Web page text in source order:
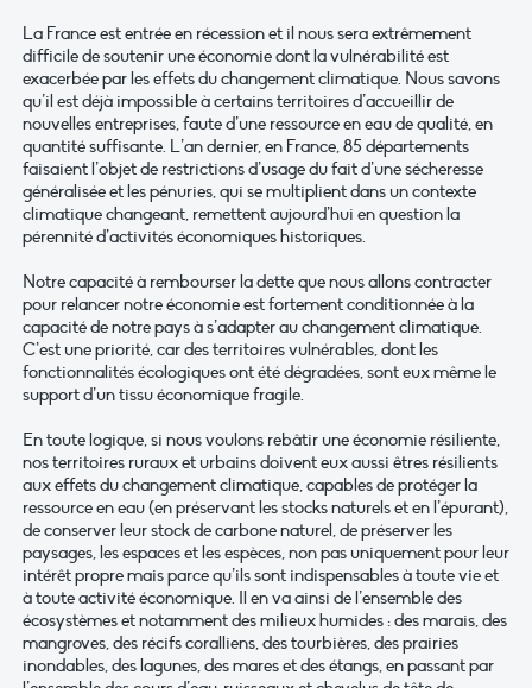
La France est entrée en récession et il nous sera extrêmement
difficile de soutenir une économie dont la vulnérabilité est
exacerbée par les effets du changement climatique. Nous savons
qu’il est déjà impossible à certains territoires d’accueillir de
nouvelles entreprises, faute d’une ressource en eau de qualité, en
quantité suffisante. L’an dernier, en France, 85 départements
faisaient l’objet de restrictions d’usage du fait d’une sécheresse
généralisée et les pénuries, qui se multiplient dans un contexte
climatique changeant, remettent aujourd’hui en question la
pérennité d’activités économiques historiques.
Notre capacité à rembourser la dette que nous allons contracter
pour relancer notre économie est fortement conditionnée à la
capacité de notre pays à s’adapter au changement climatique.
C’est une priorité, car des territoires vulnérables, dont les
fonctionnalités écologiques ont été dégradées, sont eux même le
support d’un tissu économique fragile.
En toute logique, si nous voulons rebâtir une économie résiliente,
nos territoires ruraux et urbains doivent eux aussi êtres résilients
aux effets du changement climatique, capables de protéger la
ressource en eau (en préservant les stocks naturels et en l’épurant),
de conserver leur stock de carbone naturel, de préserver les
paysages, les espaces et les espèces, non pas uniquement pour leur
intérêt propre mais parce qu’ils sont indispensables à toute vie et
à toute activité économique. Il en va ainsi de l’ensemble des
écosystèmes et notamment des milieux humides : des marais, des
mangroves, des récifs coralliens, des tourbières, des prairies
inondables, des lagunes, des mares et des étangs, en passant par